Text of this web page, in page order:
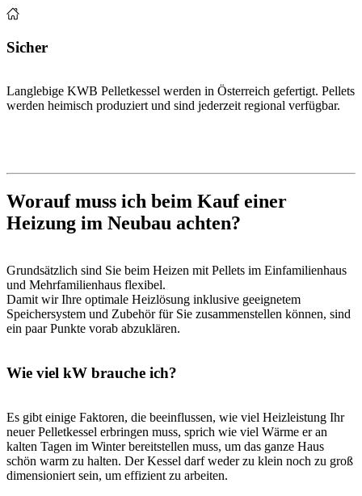
Sicher
Langlebige KWB Pelletkessel werden in Österreich gefertigt. Pellets
werden heimisch produziert und sind jederzeit regional verfügbar.
Worauf muss ich beim Kauf einer
Heizung im Neubau achten?
Grundsätzlich sind Sie beim Heizen mit Pellets im Einfamilienhaus
und Mehrfamilienhaus flexibel.
Damit wir Ihre optimale Heizlösung inklusive geeignetem
Speichersystem und Zubehör für Sie zusammenstellen können, sind
ein paar Punkte vorab abzuklären.
Wie viel kW brauche ich?
Es gibt einige Faktoren, die beeinflussen, wie viel Heizleistung Ihr
neuer Pelletkessel erbringen muss, sprich wie viel Wärme er an
kalten Tagen im Winter bereitstellen muss, um das ganze Haus
schön warm zu halten. Der Kessel darf weder zu klein noch zu groß
dimensioniert sein, um effizient zu arbeiten.